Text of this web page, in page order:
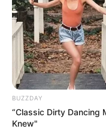
14:14 / 06 Avqust 2026
Elman
SƏRƏNCAM
90
BUZZDAY
“Classic Dirty Dancing
Knew"